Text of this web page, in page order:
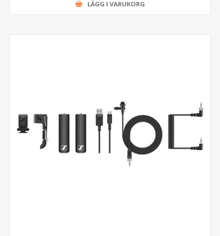
LÄGG I VARUKORG